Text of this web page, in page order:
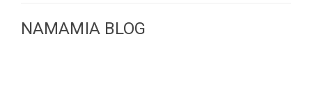
NAMAMIA BLOG